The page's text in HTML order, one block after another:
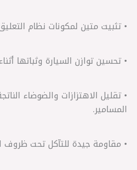
• تثبيت متين لمكونات نظام
• تحسين توازن السيارة وثباتها
• تقليل الاهتزازات والضوضاء
المسامير.
• مقاومة جيدة للتآكل تحت ظروف